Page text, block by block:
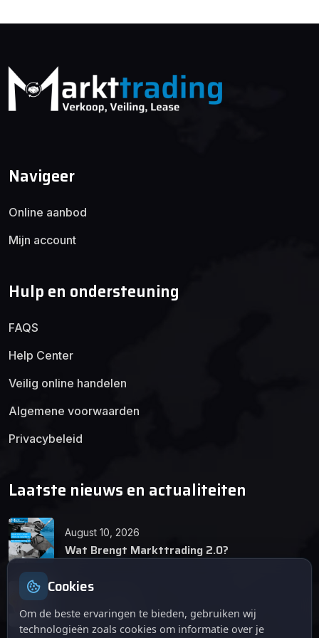
Navigeer
Online aanbod
Mijn account
Hulp en ondersteuning
FAQS
Help Center
Veilig online handelen
Algemene voorwaarden
Privacybeleid
Laatste nieuws en actualiteiten
August 10, 2026
Wat Brengt Markttrading 2.0?
Tips en Tricks
Cookies
Om de beste ervaringen te bieden, gebruiken wij
technologieën zoals cookies om informatie over je